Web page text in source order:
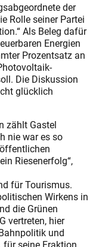
der
Rolle seiner Partei
Als Beleg dafür
Energien
Prozentsatz an
Die Diskussion
glücklich
zählt Gastel
nie war es so
Riesenerfolg“,
für Tourismus.
Wirkens in
die Grünen
vertreten, hier
und